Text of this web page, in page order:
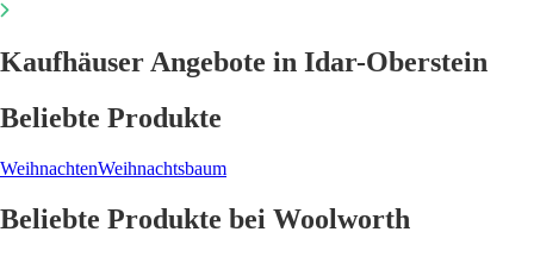
Kaufhäuser Angebote in Idar-Oberstein
Beliebte Produkte
WeihnachtenWeihnachtsbaum
Beliebte Produkte bei Woolworth